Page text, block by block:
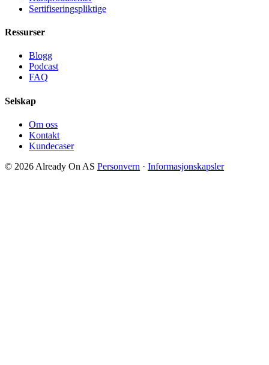
Sertifiseringspliktige
Ressurser
Blogg
Podcast
FAQ
Selskap
Om oss
Kontakt
Kundecaser
© 2026 Already On AS Personvern · Informasjonskapsler